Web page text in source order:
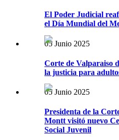
El Poder Judicial
el Día Mundial del
05 Junio 2025
Corte de Valparaiso
la justicia para
05 Junio 2025
Presidenta de la
Montt visitó nuevo
Social Juvenil